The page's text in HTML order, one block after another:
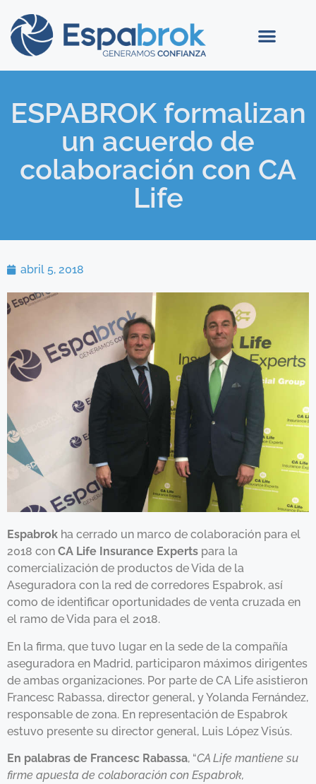
ESPABROK formalizan
un acuerdo de
colaboración con CA
Life
abril 5, 2018
Espabrok ha cerrado un marco de colaboración para el
2018 con CA Life Insurance Experts para la
comercialización de productos de Vida de la
Aseguradora con la red de corredores Espabrok, así
como de identificar oportunidades de venta cruzada en
el ramo de Vida para el 2018.
En la firma, que tuvo lugar en la sede de la compañía
aseguradora en Madrid, participaron máximos dirigentes
de ambas organizaciones. Por parte de CA Life asistieron
Francesc Rabassa, director general, y Yolanda Fernández,
responsable de zona. En representación de Espabrok
estuvo presente su director general, Luis López Visús.
En palabras de Francesc Rabassa, “CA Life mantiene su
firme apuesta de colaboración con Espabrok,